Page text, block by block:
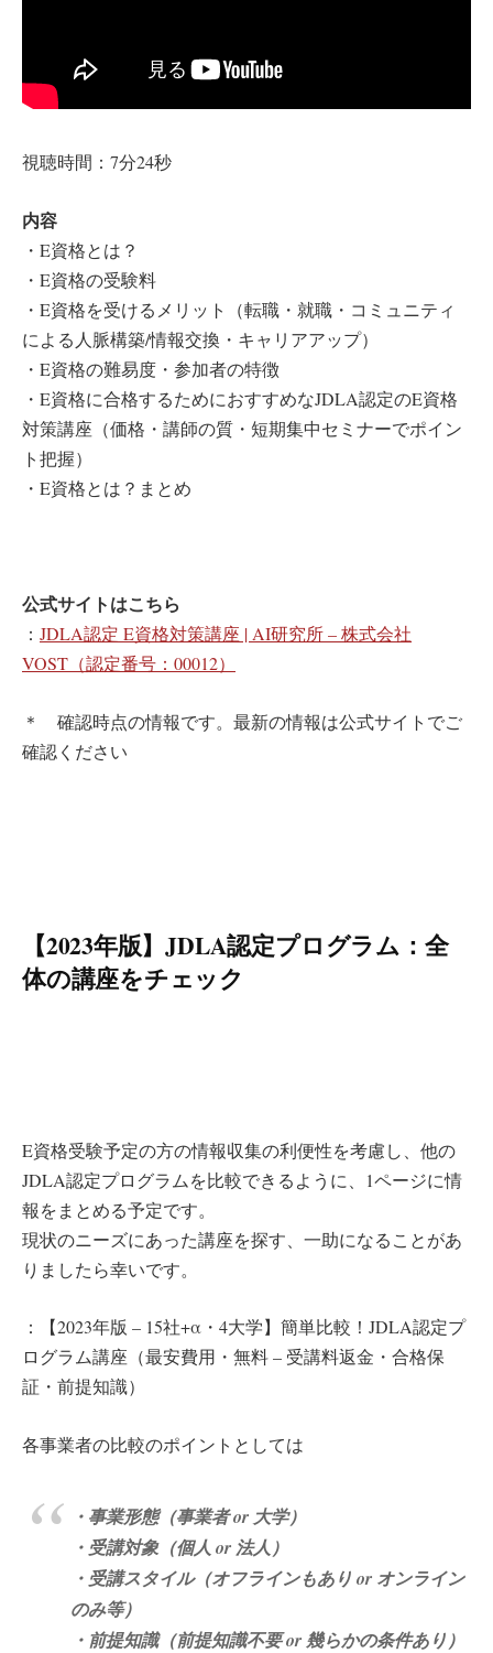
視聴時間：7分24秒
内容
・E資格とは？
・E資格の受験料
・E資格を受けるメリット（転職・就職・コミュニティ
による人脈構築/情報交換・キャリアアップ）
・E資格の難易度・参加者の特徴
・E資格に合格するためにおすすめなJDLA認定のE資格
対策講座（価格・講師の質・短期集中セミナーでポイン
ト把握）
・E資格とは？まとめ
公式サイトはこちら
： JDLA認定 E資格対策講座 | AI研究所 – 株式会社
VOST（認定番号：00012）
＊ 確認時点の情報です。最新の情報は公式サイトでご
確認ください
【2023年版】JDLA認定プログラム：全
体の講座をチェック
E資格受験予定の方の情報収集の利便性を考慮し、他の
JDLA認定プログラムを比較できるように、1ページに情
報をまとめる予定です。
現状のニーズにあった講座を探す、一助になることがあ
りましたら幸いです。
：【2023年版 – 15社+α・4大学】簡単比較！JDLA認定プ
ログラム講座（最安費用・無料 – 受講料返金・合格保
証・前提知識）
各事業者の比較のポイントとしては
・事業形態（事業者 or 大学）
・受講対象（個人 or 法人）
・受講スタイル（オフラインもあり or オンライン
のみ等）
・前提知識（前提知識不要 or 幾らかの条件あり）